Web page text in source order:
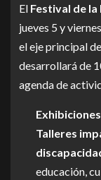
El Festival de la
jueves 5 y
el eje principal
desarrollará de
agenda de
Talleres
educación,